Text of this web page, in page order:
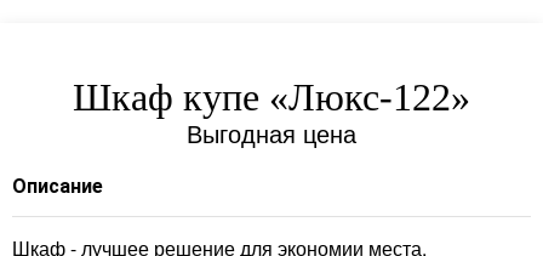
Шкаф купе «Люкс-122»
Выгодная цена
Описание
Шкаф - лучшее решение для экономии места,